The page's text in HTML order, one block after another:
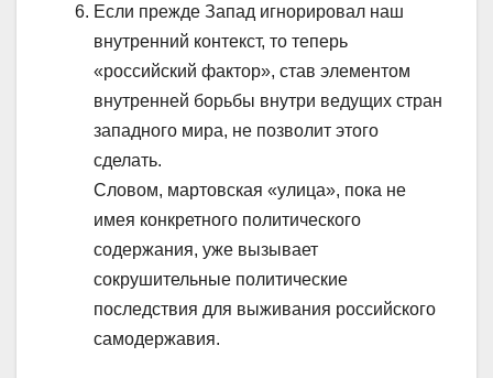
Если прежде Запад игнорировал наш
внутренний контекст, то теперь
«российский фактор», став элементом
внутренней борьбы внутри ведущих стран
западного мира, не позволит этого
сделать.
Словом, мартовская «улица», пока не
имея конкретного политического
содержания, уже вызывает
сокрушительные политические
последствия для выживания российского
самодержавия.